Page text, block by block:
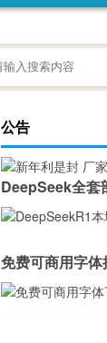
公告
DeepSeek全套
免费可商用字